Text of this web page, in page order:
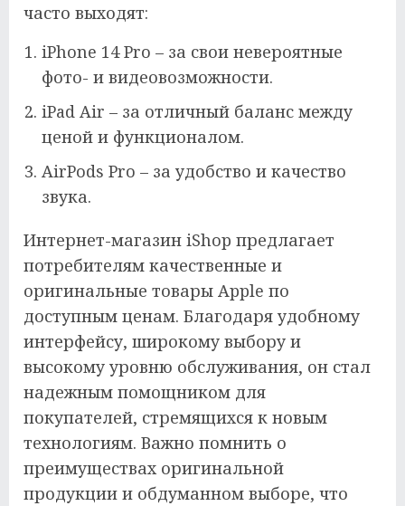
часто выходят:
iPhone 14 Pro – за свои невероятные
фото- и видеовозможности.
iPad Air – за отличный баланс между
ценой и функционалом.
AirPods Pro – за удобство и качество
звука.
Интернет-магазин iShop предлагает
потребителям качественные и
оригинальные товары Apple по
доступным ценам. Благодаря удобному
интерфейсу, широкому выбору и
высокому уровню обслуживания, он стал
надежным помощником для
покупателей, стремящихся к новым
технологиям. Важно помнить о
преимуществах оригинальной
продукции и обдуманном выборе, что